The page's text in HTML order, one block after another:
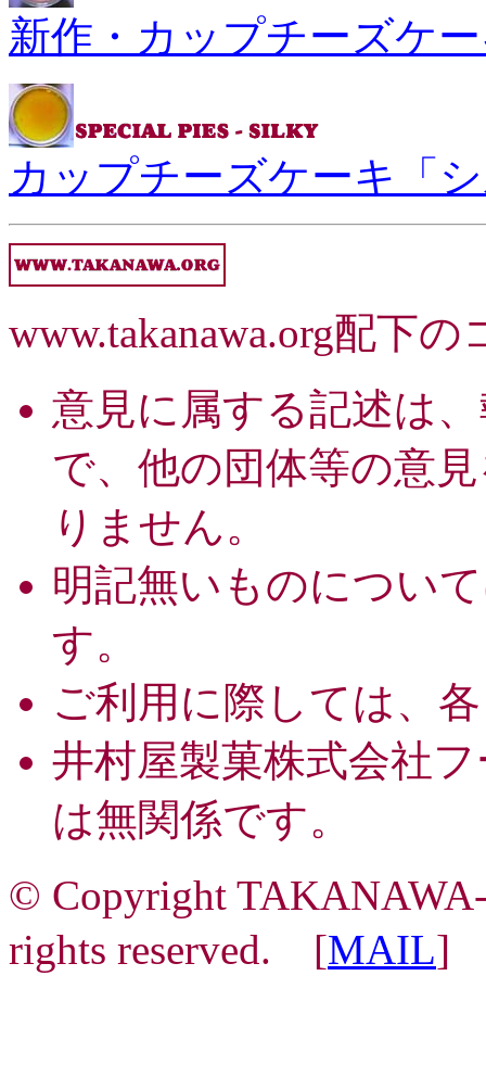
新作・カップチーズケ
カップチーズケーキ「
www.takanawa.org配下
意見に属する記述は
で、他の団体等の意
りません。
明記無いものについ
す。
ご利用に際しては、
井村屋製菓株式会社
は無関係です。
© Copyright
rights reserved. [MAIL]